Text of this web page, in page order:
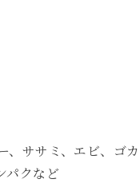
、ササミ、エビ、ゴカ
パクなど